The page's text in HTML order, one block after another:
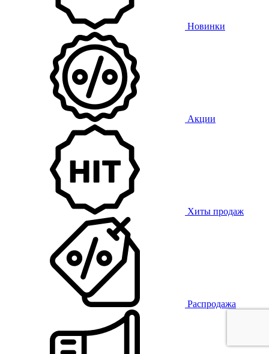
Новинки
Акции
Хиты продаж
Распродажа